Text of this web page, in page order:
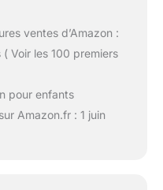
ventes d’Amazon :
Voir les 100 premiers
pour enfants
Amazon.fr : 1 juin